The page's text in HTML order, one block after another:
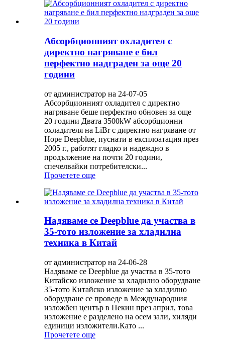
Абсорбционният охладител с
директно нагряване е бил
перфектно надграден за още 20
години
от администратор на 24-07-05
Абсорбционният охладител с директно
нагряване беше перфектно обновен за още
20 години Двата 3500kW абсорбционни
охладителя на LiBr с директно нагряване от
Hope Deepblue, пуснати в експлоатация през
2005 г., работят гладко и надеждно в
продължение на почти 20 години,
спечелвайки потребителски...
Прочетете още
Надяваме се Deepblue да участва в
35-тото изложение за хладилна
техника в Китай
от администратор на 24-06-28
Надяваме се Deepblue да участва в 35-тото
Китайско изложение за хладилно оборудване
35-тото Китайско изложение за хладилно
оборудване се проведе в Международния
изложбен център в Пекин през април, това
изложение е разделено на осем зали, хиляди
единици изложители.Като ...
Прочетете още